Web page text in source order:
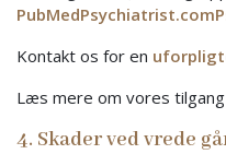
PubMedPsychiatrist.com
Kontakt os for en
Læs mere om vores
4. Skader ved vrede